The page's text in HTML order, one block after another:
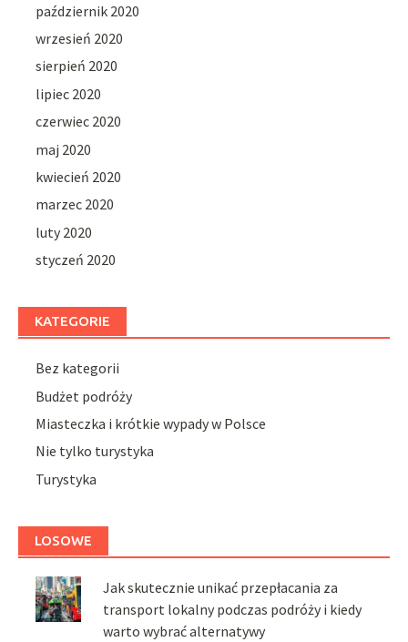
październik 2020
wrzesień 2020
sierpień 2020
lipiec 2020
czerwiec 2020
maj 2020
kwiecień 2020
marzec 2020
luty 2020
styczeń 2020
KATEGORIE
Bez kategorii
Budżet podróży
Miasteczka i krótkie wypady w Polsce
Nie tylko turystyka
Turystyka
LOSOWE
Jak skutecznie unikać przepłacania za
transport lokalny podczas podróży i kiedy
warto wybrać alternatywy